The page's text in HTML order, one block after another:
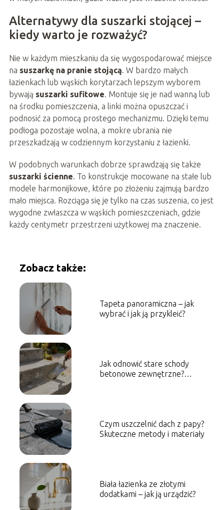
Alternatywy dla suszarki stojącej –
kiedy warto je rozważyć?
Nie w każdym mieszkaniu da się wygospodarować miejsce
na suszarkę na pranie stojącą. W bardzo małych
łazienkach lub wąskich korytarzach lepszym wyborem
bywają suszarki sufitowe. Montuje się je nad wanną lub
na środku pomieszczenia, a linki można opuszczać i
podnosić za pomocą prostego mechanizmu. Dzięki temu
podłoga pozostaje wolna, a mokre ubrania nie
przeszkadzają w codziennym korzystaniu z łazienki.
W podobnych warunkach dobrze sprawdzają się także
suszarki ścienne. To konstrukcje mocowane na stałe lub
modele harmonijkowe, które po złożeniu zajmują bardzo
mało miejsca. Rozciąga się je tylko na czas suszenia, co jest
wygodne zwłaszcza w wąskich pomieszczeniach, gdzie
każdy centymetr przestrzeni użytkowej ma znaczenie.
Zobacz także:
Tapeta panoramiczna – jak
wybrać i jak ją przykleić?
Jak odnowić stare schody
betonowe zewnętrzne?
Czym uszczelnić dach z papy?
Skuteczne metody i materiały
Biała łazienka ze złotymi
dodatkami – jak ją urządzić?